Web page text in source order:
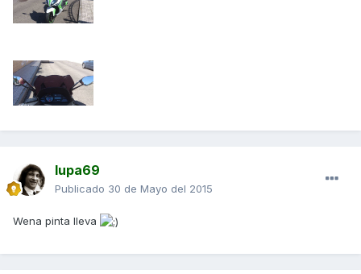
lupa69
Publicado 30 de Mayo del 2015
Wena pinta lleva